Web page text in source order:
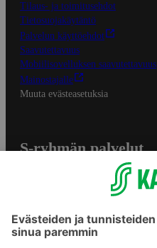
Tilaus- ja toimitusehdot
Tietosuojakäytäntö
Palvelun käyttöehdot
Saavutettavuus
Mobiilisovelluksen saavutettavuus
Mainostajalle
Muuta evästeasetuksia
S-ryhmän palvelut
Yhteishyvä Ruoka -sovellus
S-ostoslista -sovellus